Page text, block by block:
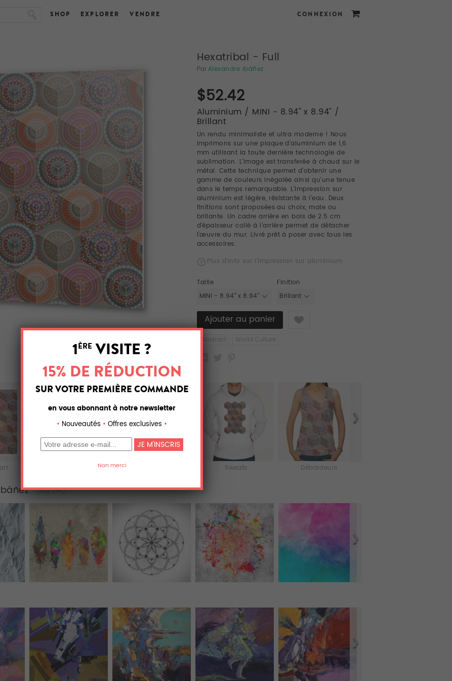
SHOP EXPLORER VENDRE CONNEXION
Hexatribal - Full
Par Alexandre Ibáñez
$52.42
Aluminium / MINI - 8.94" x 8.94" /
Brillant
Un rendu minimaliste et ultra moderne ! Nous
imprimons sur une plaque d’aluminium de 1,6
mm utilisant la toute dernière technologie de
sublimation. L’image est transferée à chaud sur le
métal. Cette technique permet d’obtenir une
gamme de couleurs inégalée ainsi qu’une tenue
dans le temps remarquable. L’impression sur
aluminium est légère, résistante à l’eau. Deux
finitions sont proposées au choix, mate ou
brillante. Un cadre arrière en bois de 2.5 cm
d’épaisseur collé à l’arrière permet de détacher
l’œuvre du mur. Livré prêt à poser avec tous les
accessoires.
Plus d'info sur l'impression sur aluminium
Taille
MINI - 8.94" x 8.94"
Finition
Brillant
Like
Abstract World Culture
Sweats Débardeurs
Tous (14)